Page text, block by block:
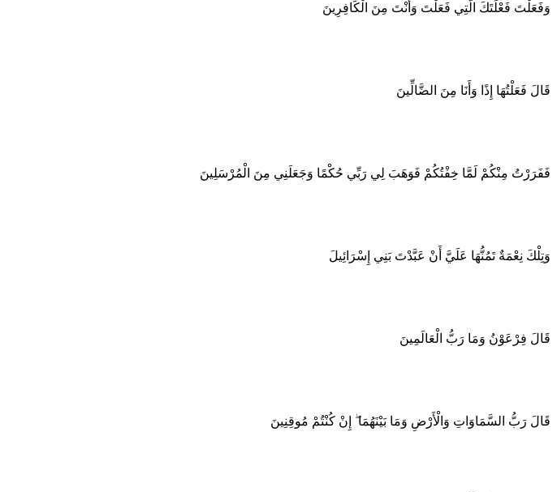
وَفَعَلْتَ فَعْلَتَكَ الَّتِي فَعَلْتَ وَأَنْتَ مِنَ الْكَافِرِينَ
قَالَ فَعَلْتُهَا إِذًا وَأَنَا مِنَ الضَّالِّينَ
فَفَرَرْتُ مِنْكُمْ لَمَّا خِفْتُكُمْ فَوَهَبَ لِي رَبِّي حُكْمًا وَجَعَلَنِي مِنَ الْمُرْسَلِينَ
وَتِلْكَ نِعْمَةٌ تَمُنُّهَا عَلَيَّ أَنْ عَبَّدْتَ بَنِي إِسْرَائِيلَ
قَالَ فِرْعَوْنُ وَمَا رَبُّ الْعَالَمِينَ
قَالَ رَبُّ السَّمَاوَاتِ وَالْأَرْضِ وَمَا بَيْنَهُمَا ۖ إِنْ كُنْتُمْ مُوقِنِينَ